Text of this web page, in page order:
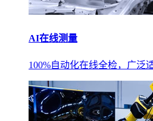
AI在线测量
100%自动化在线全检，广泛